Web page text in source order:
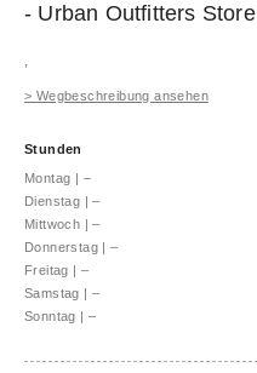
- Urban Outfitters Store
> Wegbeschreibung ansehen
Stunden
Montag | –
Dienstag | –
Mittwoch | –
Donnerstag | –
Freitag | –
Samstag | –
Sonntag | –